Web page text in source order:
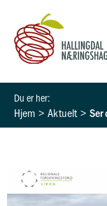
innholdet
Hjem Aktuelt Ser